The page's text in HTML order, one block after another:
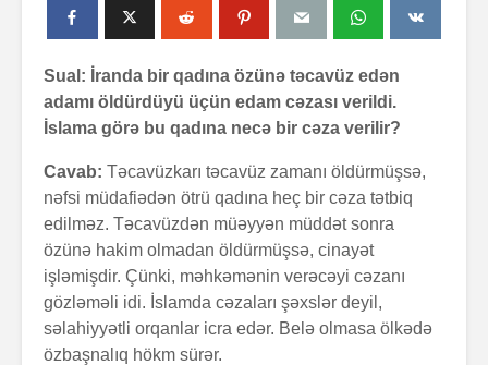
Sual: İranda bir qadına özünə təcavüz edən
adamı öldürdüyü üçün edam cəzası verildi.
İslama görə bu qadına necə bir cəza verilir?
Cavab: Təcavüzkarı təcavüz zamanı öldürmüşsə,
nəfsi müdafiədən ötrü qadına heç bir cəza tətbiq
edilməz. Təcavüzdən müəyyən müddət sonra
özünə hakim olmadan öldürmüşsə, cinayət
işləmişdir. Çünki, məhkəmənin verəcəyi cəzanı
gözləməli idi. İslamda cəzaları şəxslər deyil,
səlahiyyətli orqanlar icra edər. Belə olmasa ölkədə
özbaşnalıq hökm sürər.